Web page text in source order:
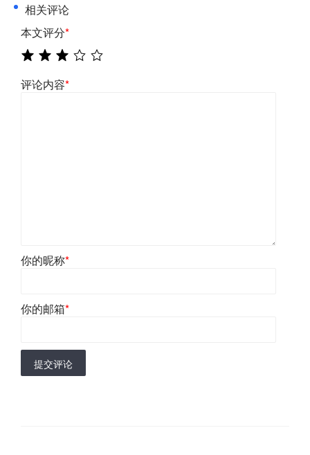
相关评论
本文评分*
评论内容*
你的昵称*
你的邮箱*
提交评论